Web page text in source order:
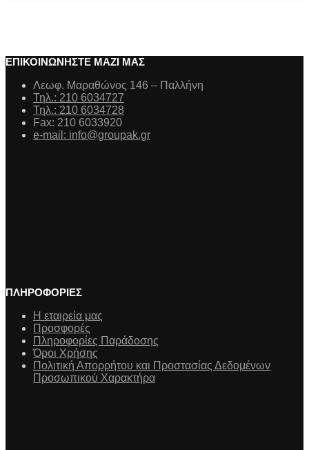
ΕΠΙΚΟΙΝΩΝΗΣΤΕ ΜΑΖΙ ΜΑΣ
Λεωφ. Μαραθώνος 146 – Παλλήνη
Τηλ.: 210 6034727
Τηλ.: 210 6034728
Fax: 210 6033920
e-mail: info@groupak.gr
ΠΛΗΡΟΦΟΡΙΕΣ
Η εταιρεία μας
Προσφορές
Πληροφορίες Παράδοσης
Όροι Χρήσης
Πολιτική Απορρήτου και Προστασίας Δεδομένων
Προσωπικού Χαρακτήρα